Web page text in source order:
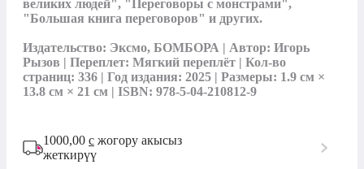
великих людей", "Переговоры с монстрами",
"Большая книга переговоров" и других.
Издательство: Эксмо, БОМБОРА | Автор: Игорь
Рызов | Переплет: Мягкий переплёт | Кол-во
страниц: 336 | Год издания: 2025 | Размеры: 1.9 см ×
13.8 см × 21 см | ISBN: 978-5-04-210812-9
1000,00 с жогору акысыз
жеткирүү